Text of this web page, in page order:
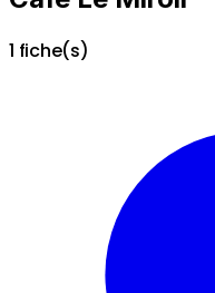
1 fiche(s)